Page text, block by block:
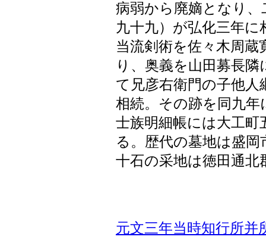
病弱から廃嫡となり
九十九）が弘化三年
当流剣術を佐々木周
り、奥義を山田募長
て兄彦右衛門の子他人
相続。その跡を同九年
士族明細帳には大工町
る。歴代の墓地は盛
十石の采地は徳田通北
元文三年当時知行所并